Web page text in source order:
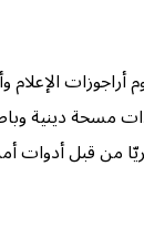
الإعلام
مسحة دينية
من قبل أدوات